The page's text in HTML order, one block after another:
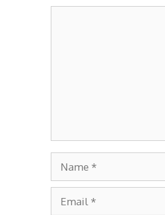
Name
Email